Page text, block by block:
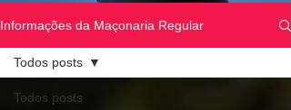
Informações da Maçonaria Regular
Todos posts
Todos posts